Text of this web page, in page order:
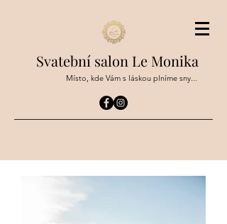
Svatební salon Le Monika
Místo, kde Vám s láskou plníme sny...